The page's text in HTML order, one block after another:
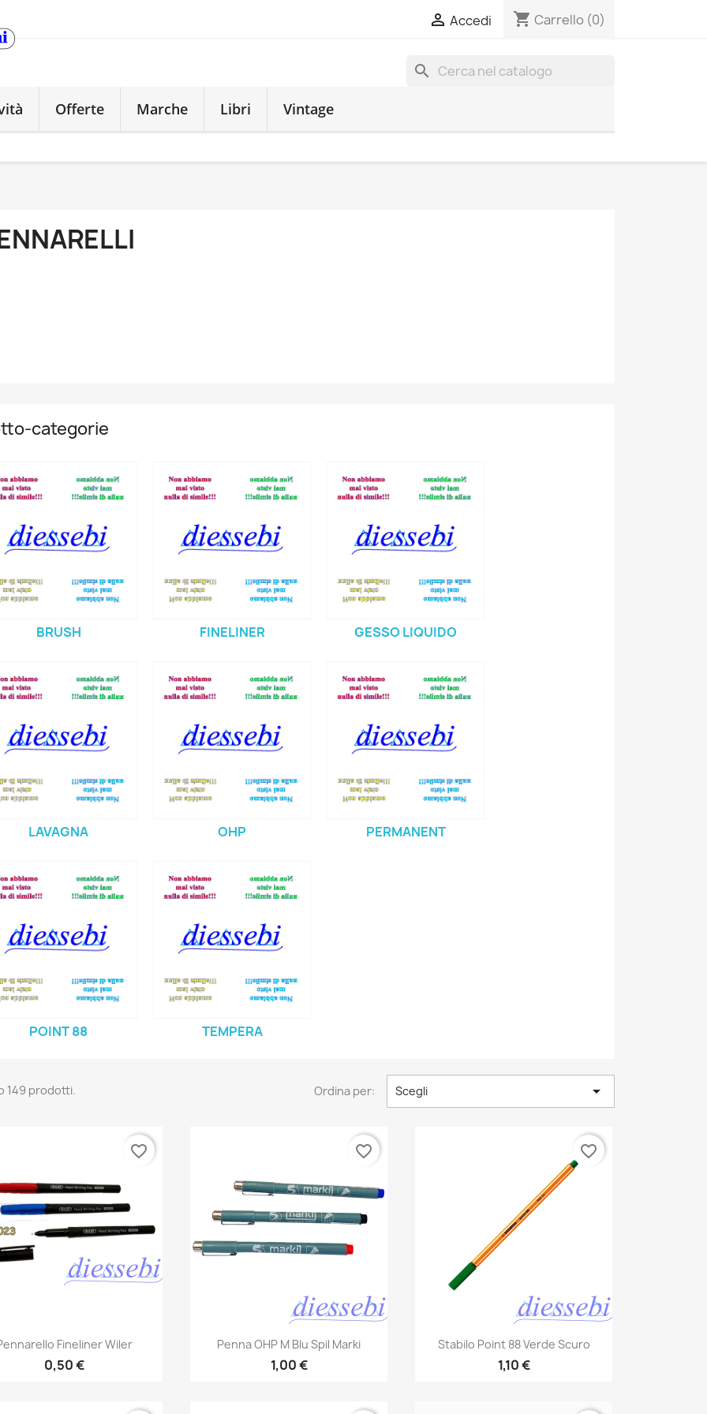
 Accedi shopping_cart Carrello (0)
search
Offerte Marche Libri Vintage
categorie
BRUSH FINELINER GESSO LIQUIDO
LAVAGNA OHP PERMANENT
POINT 88 TEMPERA
149 prodotti. Ordina per: Scegli 
Anteprima
Fineliner Wiler
0,50 €
favorite_border
Anteprima
Penna OHP M Blu Spil Marki
1,00 €
favorite_border
Anteprima
Stabilo Point 88 Verde Scuro
1,10 €
favorite_border